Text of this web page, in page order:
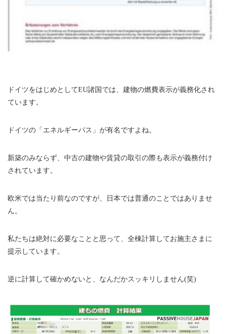
ドイツをはじめとしてEU諸国では、建物の燃費表示が義務化され
ています。
ドイツの「エネルギーパス」が有名ですよね。
新築のみならず、中古の建物や賃貸の取引の際も表示が義務付け
されています。
欧米では当たり前なのですが、日本では普通のことではありませ
ん。
私たちは絶対に必要なことと思って、全棟計算してお施主さまに
提示しています。
逆に計算して確かめないと、なんだかスッキリしません(笑)